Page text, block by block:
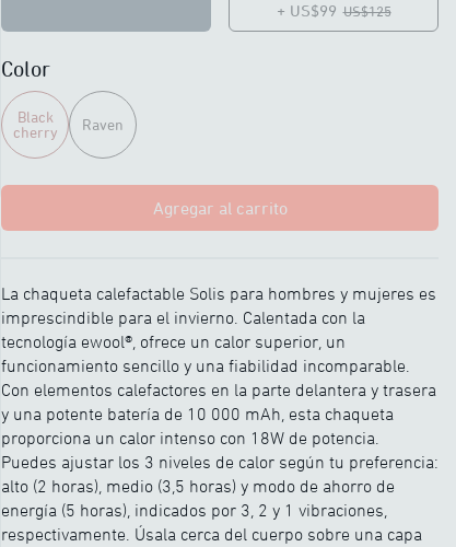
+ US$99 US$125
Color
Black
cherry
Raven
Agregar al carrito
La chaqueta calefactable Solis para hombres y mujeres es
imprescindible para el invierno. Calentada con la
tecnología ewool®, ofrece un calor superior, un
funcionamiento sencillo y una fiabilidad incomparable.
Con elementos calefactores en la parte delantera y trasera
y una potente batería de 10 000 mAh, esta chaqueta
proporciona un calor intenso con 18W de potencia.
Puedes ajustar los 3 niveles de calor según tu preferencia:
alto (2 horas), medio (3,5 horas) y modo de ahorro de
energía (5 horas), indicados por 3, 2 y 1 vibraciones,
respectivamente. Úsala cerca del cuerpo sobre una capa